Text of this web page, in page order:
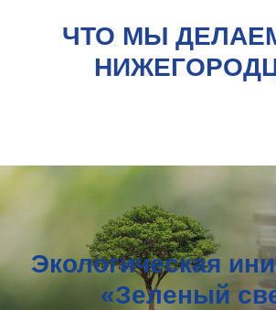
ЧТО МЫ
Экологическая
«Зеленый